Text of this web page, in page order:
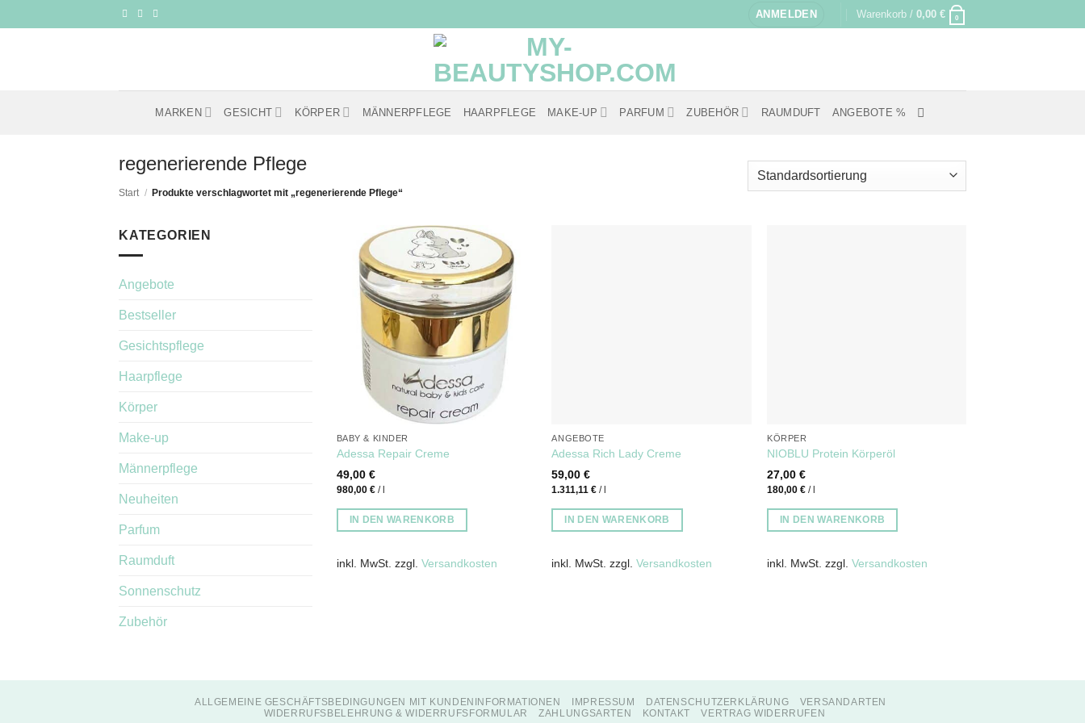
Inhalt
ANMELDEN Warenkorb / 0,00 € 0
MARKEN GESICHT KÖRPER MÄNNERPFLEGE HAARPFLEGE MAKE-UP PARFUM ZUBEHÖR RAUMDUFT ANGEBOTE %
regenerierende Pflege
Start / Produkte verschlagwortet mit „regenerierende Pflege“
KATEGORIEN
Angebote
Bestseller
Gesichtspflege
Haarpflege
Körper
Make-up
Männerpflege
Neuheiten
Parfum
Raumduft
Sonnenschutz
Zubehör
BABY & KINDER
Adessa Repair Creme
49,00 €
980,00 €/
IN DEN WARENKORB
inkl. MwSt. zzgl. Versandkosten
ANGEBOTE
Adessa Rich Lady Creme
59,00€
1.311,11€ /
IN DEN WARENKORB
inkl. MwSt. zzgl.Versandkosten
KÖRPER
NIOBLU Protein Körperöl
27,00€
180,00€ /
IN DEN WARENKORB
inkl. MwSt. zzgl.Versandkosten
ALLGEMEINE GESCHÄFTSBEDINGUNGEN MIT KUNDENINFORMATIONEN IMPRESSUM DATENSCHUTZERKLÄRUNG
VERSANDARTEN
WIDERRUFSBELEHRUNG & WIDERRUFSFORMULAR
ZAHLUNGSARTEN KONTAKT VERTRAG WIDERRUFEN